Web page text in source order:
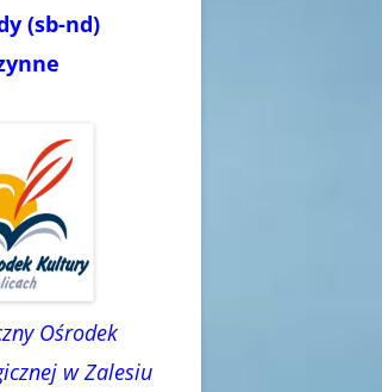
(sb-nd)
Ośrodek
w Zalesiu